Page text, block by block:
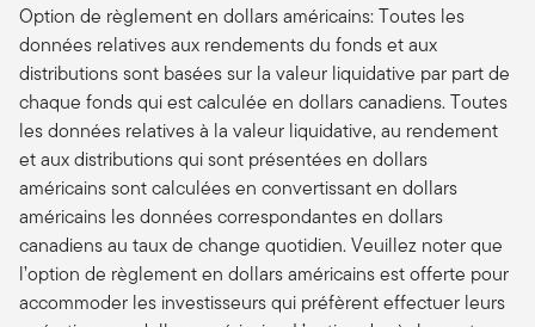
Option de règlement en dollars américains: Toutes les
données relatives aux rendements du fonds et aux
distributions sont basées sur la valeur liquidative par part de
chaque fonds qui est calculée en dollars canadiens. Toutes
les données relatives à la valeur liquidative, au rendement
et aux distributions qui sont présentées en dollars
américains sont calculées en convertissant en dollars
américains les données correspondantes en dollars
canadiens au taux de change quotidien. Veuillez noter que
l’option de règlement en dollars américains est offerte pour
accommoder les investisseurs qui préfèrent effectuer leurs